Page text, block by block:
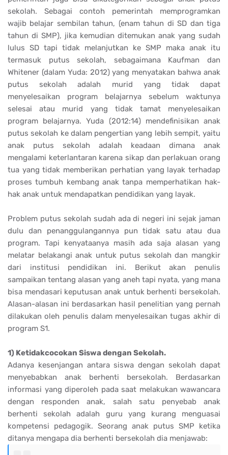
sekolah. Sebagai contoh pemerintah memprogramkan
wajib belajar sembilan tahun, (enam tahun di SD dan tiga
tahun di SMP), jika kemudian ditemukan anak yang sudah
lulus SD tapi tidak melanjutkan ke SMP maka anak itu
termasuk putus sekolah, sebagaimana Kaufman dan
Whitener (dalam Yuda: 2012) yang menyatakan bahwa anak
putus sekolah adalah murid yang tidak dapat
menyelesaikan program belajarnya sebelum waktunya
selesai atau murid yang tidak tamat menyelesaikan
program belajarnya. Yuda (2012:14) mendefinisikan anak
putus sekolah ke dalam pengertian yang lebih sempit, yaitu
anak putus sekolah adalah keadaan dimana anak
mengalami keterlantaran karena sikap dan perlakuan orang
tua yang tidak memberikan perhatian yang layak terhadap
proses tumbuh kembang anak tanpa memperhatikan hak-
hak anak untuk mendapatkan pendidikan yang layak.
Problem putus sekolah sudah ada di negeri ini sejak jaman
dulu dan penanggulangannya pun tidak satu atau dua
program. Tapi kenyataanya masih ada saja alasan yang
melatar belakangi anak untuk putus sekolah dan mangkir
dari institusi pendidikan ini. Berikut akan penulis
sampaikan tentang alasan yang aneh tapi nyata, yang mana
bisa mendasari keputusan anak untuk berhenti bersekolah.
Alasan-alasan ini berdasarkan hasil penelitian yang pernah
dilakukan oleh penulis dalam menyelesaikan tugas akhir di
program S1.
1) Ketidakcocokan Siswa dengan Sekolah.
Adanya kesenjangan antara siswa dengan sekolah dapat
menyebabkan anak berhenti bersekolah. Berdasarkan
informasi yang diperoleh pada saat melakukan wawancara
dengan responden anak, salah satu penyebab anak
berhenti sekolah adalah guru yang kurang menguasai
kompetensi pedagogik. Seorang anak putus SMP ketika
ditanya mengapa dia berhenti bersekolah dia menjawab: